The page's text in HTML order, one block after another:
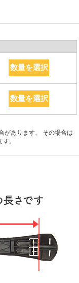
数量を選択
数量を選択
があります、 その場合は
。